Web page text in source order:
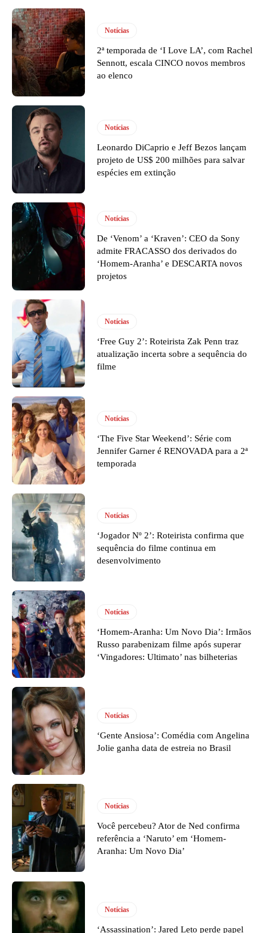
Notícias
2ª temporada de ‘I Love LA’, com Rachel
Sennott, escala CINCO novos membros
ao elenco
Notícias
Leonardo DiCaprio e Jeff Bezos lançam
projeto de US$ 200 milhões para salvar
espécies em extinção
Notícias
De ‘Venom’ a ‘Kraven’: CEO da Sony
admite FRACASSO dos derivados do
‘Homem-Aranha’ e DESCARTA novos
projetos
Notícias
‘Free Guy 2’: Roteirista Zak Penn traz
atualização incerta sobre a sequência do
filme
Notícias
‘The Five Star Weekend’: Série com
Jennifer Garner é RENOVADA para a 2ª
temporada
Notícias
‘Jogador Nº 2’: Roteirista confirma que
sequência do filme continua em
desenvolvimento
Notícias
‘Homem-Aranha: Um Novo Dia’: Irmãos
Russo parabenizam filme após superar
‘Vingadores: Ultimato’ nas bilheterias
Notícias
‘Gente Ansiosa’: Comédia com Angelina
Jolie ganha data de estreia no Brasil
Notícias
Você percebeu? Ator de Ned confirma
referência a ‘Naruto’ em ‘Homem-
Aranha: Um Novo Dia’
Notícias
‘Assassination’: Jared Leto perde papel